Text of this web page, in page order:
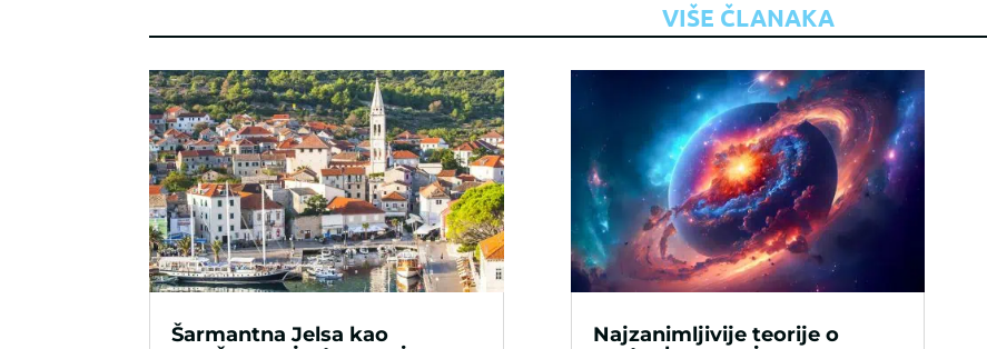
VIŠE ČLANAKA
Šarmantna Jelsa kao
Najzanimljivije teorije o